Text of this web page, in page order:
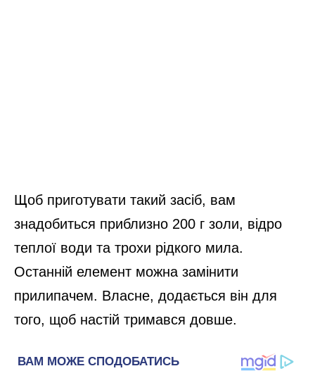
Щоб приготувати такий засіб, вам
знадобиться приблизно 200 г золи, відро
теплої води та трохи рідкого мила.
Останній елемент можна замінити
прилипачем. Власне, додається він для
того, щоб настій тримався довше.